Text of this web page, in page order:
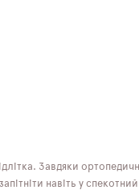
Завдяки
навіть у